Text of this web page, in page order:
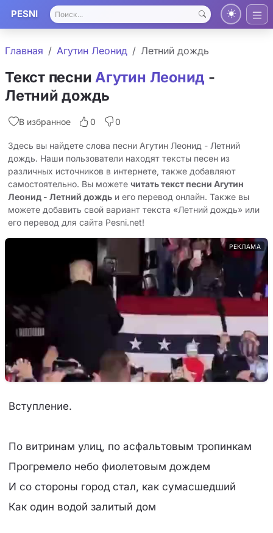
PESNI
Главная Агутин Леонид Летний дождь
Текст песни Агутин Леонид -
Летний дождь
В избранное 0 0
Здесь вы найдете слова песни Агутин Леонид - Летний
дождь. Наши пользователи находят тексты песен из
различных источников в интернете, также добавляют
самостоятельно. Вы можете читать текст песни Агутин
Леонид - Летний дождь и его перевод онлайн. Также вы
можете добавить свой вариант текста «Летний дождь» или
его перевод для сайта Pesni.net!
РЕКЛАМА
Вступление.
По витринам улиц, по асфальтовым тропинкам
Прогремело небо фиолетовым дождем
И со стороны город стал, как сумасшедший
Как один водой залитый дом